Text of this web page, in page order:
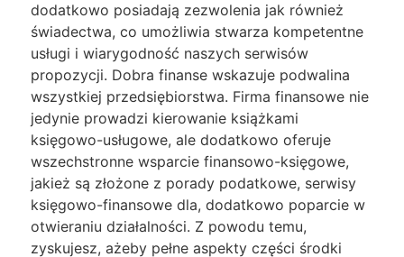
dodatkowo posiadają zezwolenia jak również
świadectwa, co umożliwia stwarza kompetentne
usługi i wiarygodność naszych serwisów
propozycji. Dobra finanse wskazuje podwalina
wszystkiej przedsiębiorstwa. Firma finansowe nie
jedynie prowadzi kierowanie książkami
księgowo-usługowe, ale dodatkowo oferuje
wszechstronne wsparcie finansowo-księgowe,
jakież są złożone z porady podatkowe, serwisy
księgowo-finansowe dla, dodatkowo poparcie w
otwieraniu działalności. Z powodu temu,
zyskujesz, ażeby pełne aspekty części środki